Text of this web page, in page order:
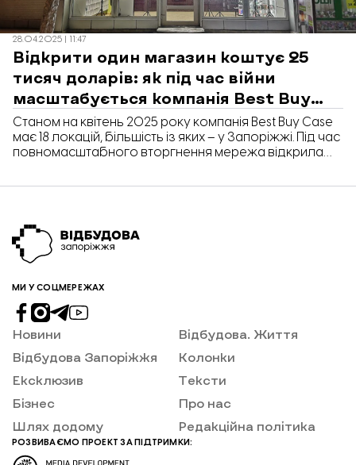
28.04.2025 | 11:47
Відкрити один магазин коштує 25
тисяч доларів: як під час війни
масштабується компанія Best Buy
Case
Станом на квітень 2025 року компанія Best Buy Case
має 18 локацій, більшість із яких – у Запоріжжі. Під час
повномасштабного вторгнення мережа відкрила
Франківську. Також компанія розглядає
власниця Best Buy Case Олександра Кирильченко.
МИ У СОЦМЕРЕЖАХ
Новини
Відбудова Запоріжжя
Ексклюзив
Бізнес
Шлях додому
Відбудова. Життя
Колонки
Тексти
Про нас
Редакційна політика
РОЗВИВАЄМО ПРОЕКТ ЗА ПІДТРИМКИ: